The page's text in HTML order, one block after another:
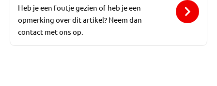
Heb je een foutje gezien of heb je een
opmerking over dit artikel? Neem dan
contact met ons op.